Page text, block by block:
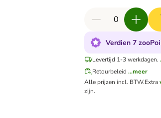
Verdien 7
Levertijd 1-3 werkdagen.
Retourbeleid ...meer
Alle prijzen incl. BTW.Extra
zijn.